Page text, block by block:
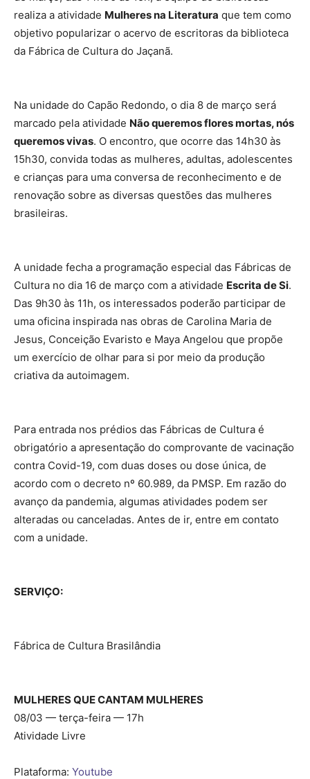
realiza a atividade Mulheres na Literatura que tem como
objetivo popularizar o acervo de escritoras da biblioteca
da Fábrica de Cultura do Jaçanã.
Na unidade do Capão Redondo, o dia 8 de março será
marcado pela atividade Não queremos flores mortas, nós
queremos vivas. O encontro, que ocorre das 14h30 às
15h30, convida todas as mulheres, adultas, adolescentes
e crianças para uma conversa de reconhecimento e de
renovação sobre as diversas questões das mulheres
brasileiras.
A unidade fecha a programação especial das Fábricas de
Cultura no dia 16 de março com a atividade Escrita de Si.
Das 9h30 às 11h, os interessados poderão participar de
uma oficina inspirada nas obras de Carolina Maria de
Jesus, Conceição Evaristo e Maya Angelou que propõe
um exercício de olhar para si por meio da produção
criativa da autoimagem.
Para entrada nos prédios das Fábricas de Cultura é
obrigatório a apresentação do comprovante de vacinação
contra Covid-19, com duas doses ou dose única, de
acordo com o decreto nº 60.989, da PMSP. Em razão do
avanço da pandemia, algumas atividades podem ser
alteradas ou canceladas. Antes de ir, entre em contato
com a unidade.
SERVIÇO:
Fábrica de Cultura Brasilândia
MULHERES QUE CANTAM MULHERES
08/03 — terça-feira — 17h
Atividade Livre
Plataforma: Youtube